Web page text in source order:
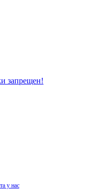
запрещен!
у нас